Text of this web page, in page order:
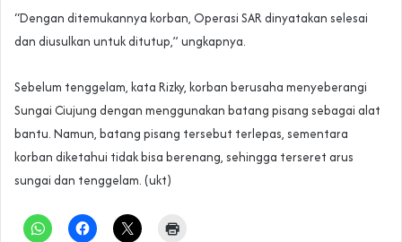
“Dengan ditemukannya korban, Operasi SAR dinyatakan selesai
dan diusulkan untuk ditutup,” ungkapnya.
Sebelum tenggelam, kata Rizky, korban berusaha menyeberangi
Sungai Ciujung dengan menggunakan batang pisang sebagai alat
bantu. Namun, batang pisang tersebut terlepas, sementara
korban diketahui tidak bisa berenang, sehingga terseret arus
sungai dan tenggelam. (ukt)